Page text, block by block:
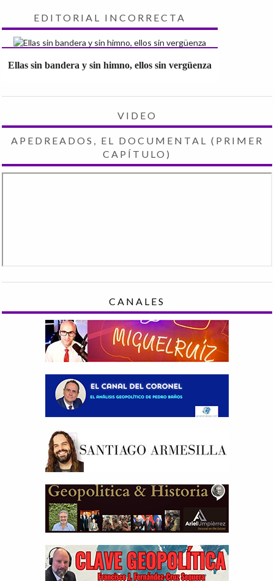
EDITORIAL INCORRECTA
Ellas sin bandera y sin himno, ellos sin vergüenza
VIDEO
APEDREADOS, EL DOCUMENTAL (PRIMER
CAPÍTULO)
CANALES